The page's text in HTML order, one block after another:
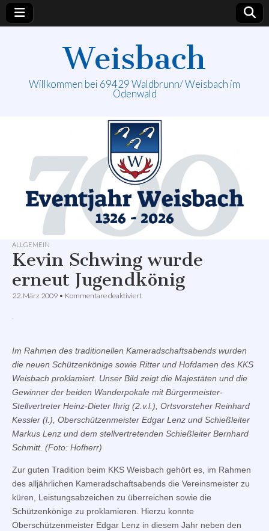
Weisbach
Willkommen bei 69429 Waldbrunn/ Weisbach im
Odenwald
ALLGEMEIN
Kevin Schwing wurde
erneut Jugendkönig
22. März 2009 • Kommentare deaktiviertfür
Im Rahmen des traditionellen Kameradschaftsabends wurden
die neuen Schützenkönige sowie Ritter und Hofdamen des KKS
Weisbach proklamiert. Unser Bild zeigt die Majestäten und die
Gewinner der beiden Wanderpokale mit Bürgermeister-
Stellvertreter Heinz-Dieter Ihrig (2.v.l.), Ortsvorsteher Reinhard
Kessler (l.), Oberschützenmeister Edgar Lenz und Schießleiter
Markus Lenz und dem stellvertretenden Schießleiter Bernhard
Schmitt. (Foto: Hofherr)
Zur guten Tradition beim KKS Weisbach gehört es, im Rahmen
des alljährlichen Kameradschaftsabends die Vereinsmeister zu
küren, Leistungsabzeichen zu überreichen sowie die
Schützenkönige zu proklamieren. Hierzu konnte
Oberschützenmeister Edgar Lenz in diesem Jahr neben den